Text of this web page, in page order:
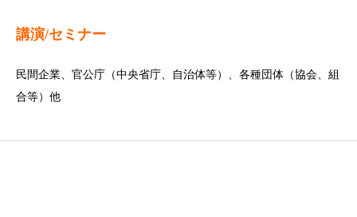
講演/セミナー
民間企業、官公庁（中央省庁、自治体等）、各種団体（協会、組
合等）他